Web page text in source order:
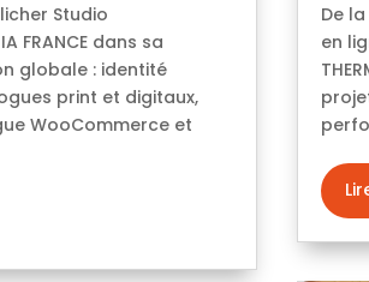
Studio
FRANCE dans sa
globale : identité
print et digitaux,
WooCommerce et
De
en